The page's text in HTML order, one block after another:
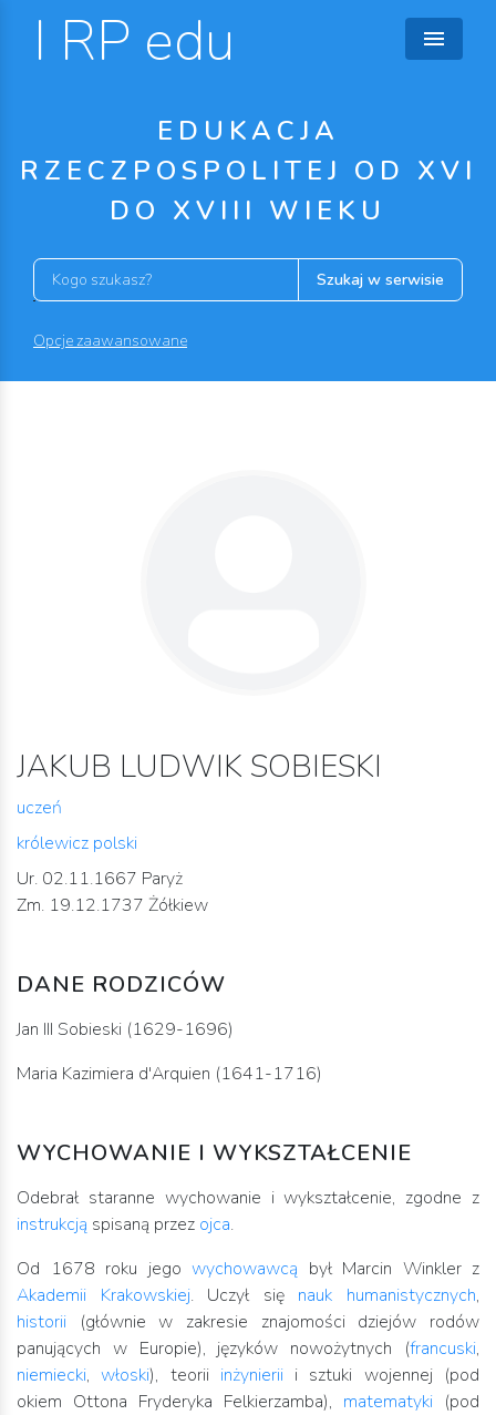
I RP edu
EDUKACJA
RZECZPOSPOLITEJ OD XVI
DO XVIII WIEKU
Szukaj w serwisie
Opcje zaawansowane
JAKUB LUDWIK SOBIESKI
uczeń
królewicz polski
Ur. 02.11.1667 Paryż
Zm. 19.12.1737 Żółkiew
DANE RODZICÓW
Jan III Sobieski (1629-1696)
Maria Kazimiera d'Arquien (1641-1716)
WYCHOWANIE I WYKSZTAŁCENIE
Odebrał staranne wychowanie i wykształcenie, zgodne z
instrukcją spisaną przez ojca.
Od 1678 roku jego wychowawcą był Marcin Winkler z
Akademii Krakowskiej. Uczył się nauk humanistycznych,
historii (głównie w zakresie znajomości dziejów rodów
panujących w Europie), języków nowożytnych (francuski,
niemiecki,włoski), teorii inżynieriii sztuki wojennej (pod
okiem Ottona Fryderyka Felkierzamba), matematyki (pod